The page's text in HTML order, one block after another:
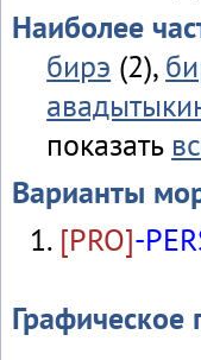
Наиболее
бирэ (2),
показать
Варианты
[PRO]-
Графическое